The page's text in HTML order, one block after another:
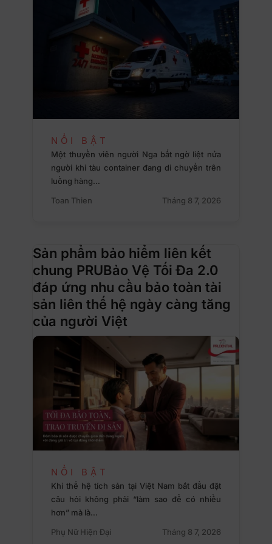
NỔI BẬT
Một thuyền viên người Nga bất ngờ liệt nửa
người khi tàu container đang di chuyển trên
luồng hàng…
Toan Thien
Tháng 8 7, 2026
Sản phẩm bảo hiểm liên kết
chung PRUBảo Vệ Tối Đa 2.0
đáp ứng nhu cầu bảo toàn tài
sản liên thế hệ ngày càng tăng
của người Việt
NỔI BẬT
Khi thế hệ tích sản tại Việt Nam bắt đầu đặt
câu hỏi không phải “làm sao để có nhiều
hơn” mà là…
Phụ Nữ Hiện Đại
Tháng 8 7, 2026